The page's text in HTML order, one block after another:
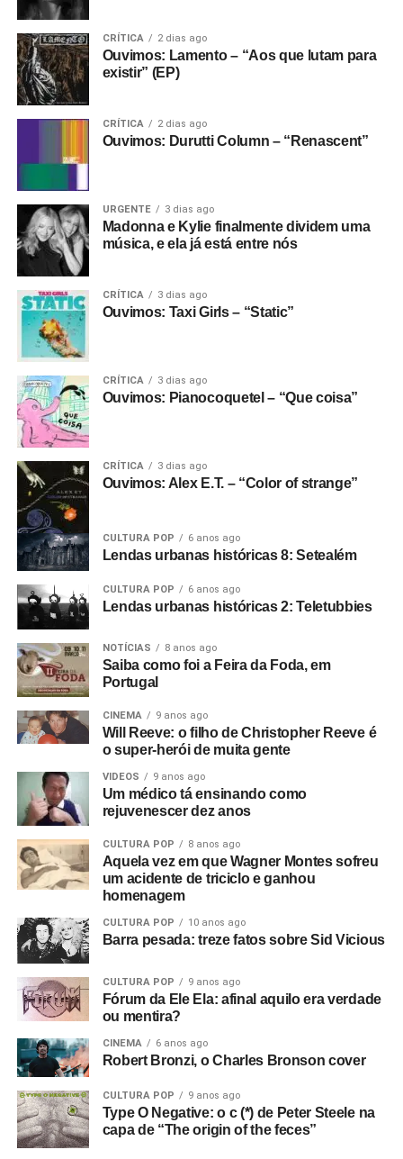
Gostou do texto? Seu apoio mantém o Pop
Fantasma funcionando todo dia.
E se ainda não assinou, dá tempo:
assine a
newsletter
mail.
CRÍTICA 2 dias ago
Ouvimos: Lamento – “Aos que lutam para
existir” (EP)
CRÍTICA 2 dias ago
Ouvimos: Durutti Column – “Renascent”
URGENTE 3 dias ago
Madonna e Kylie finalmente dividem uma
música, e ela já está entre nós
CRÍTICA 3 dias ago
Ouvimos: Taxi Girls – “Static”
CRÍTICA 3 dias ago
Ouvimos: Pianocoquetel – “Que coisa”
CRÍTICA 3 dias ago
Ouvimos: Alex E.T. – “Color of strange”
CULTURA POP 6 anos ago
Lendas urbanas históricas 8: Setealém
CULTURA POP 6 anos ago
Lendas urbanas históricas 2: Teletubbies
NOTÍCIAS 8 anos ago
Saiba como foi a Feira da Foda, em
Portugal
CINEMA 9 anos ago
Will Reeve: o filho de Christopher Reeve é
o super-herói de muita gente
VIDEOS 9 anos ago
Um médico tá ensinando como
rejuvenescer dez anos
CULTURA POP 8 anos ago
Aquela vez em que Wagner Montes sofreu
um acidente de triciclo e ganhou
homenagem
CULTURA POP 10 anos ago
Barra pesada: treze fatos sobre Sid Vicious
CULTURA POP 9 anos ago
Fórum da Ele Ela: afinal aquilo era verdade
ou mentira?
CINEMA 6 anos ago
Robert Bronzi, o Charles Bronson cover
CULTURA POP 9 anos ago
Type O Negative: o c (*) de Peter Steele na
capa de “The origin of the feces”